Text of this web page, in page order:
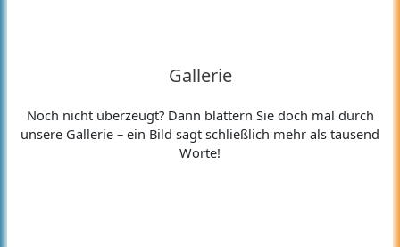
Gallerie
Noch nicht überzeugt? Dann blättern Sie doch mal durch
unsere Gallerie – ein Bild sagt schließlich mehr als tausend
Worte!